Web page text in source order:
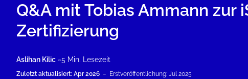
Q&A mit Tobias Ammann zur
Zertifizierung
Aslihan Kilic ~5 Min. Lesezeit
Zuletzt aktualisiert: Apr 2026 - Erstveröffentlichung: Jul 2025